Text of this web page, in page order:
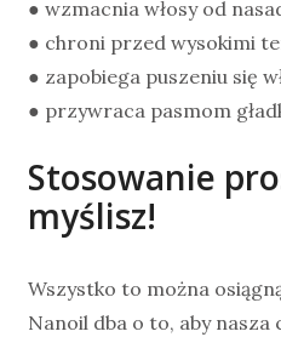
● wzmacnia włosy od
● chroni przed wysokimi
● zapobiega puszeniu się
● przywraca pasmom
Stosowanie
myślisz!
Wszystko to można
Nanoil dba o to, aby nasza